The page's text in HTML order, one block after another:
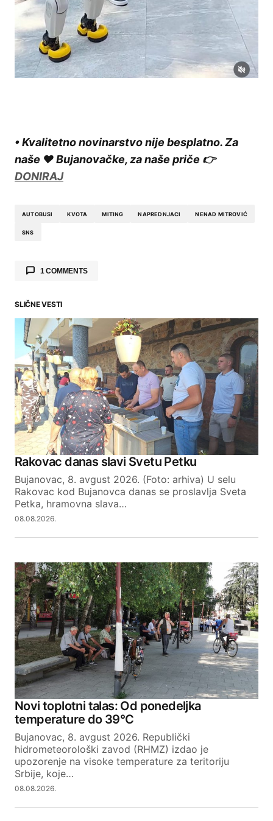
• Kvalitetno novinarstvo nije besplatno. Za
naše ❤️ Bujanovačke, za naše priče 👉
DONIRAJ
AUTOBUSI KVOTA MITING NAPREDNJACI NENAD MITROVIĆ
SNS
1 COMMENTS
28.06.2026. at 13:37
Ide se strogo dobrovoljno, neki put se ide
strože dobrovoljno, a sad se išlo najstrože
dobrovoljno.
Reply
Your email address will not be published.
Required fields are marked*
Comment
Your Name
Your E-mail
SUBMIT COMMENT
SLIČNE VESTI
Rakovac danas slavi Svetu Petku
Bujanovac, 8. avgust 2026. (Foto: arhiva) U selu
Rakovac kod Bujanovca danas se proslavlja Sveta
Petka, hramovna slava…
08.08.2026.
Novi toplotni talas: Od ponedeljka
temperature do 39°C
Bujanovac, 8. avgust 2026. Republički
hidrometeorološki zavod (RHMZ) izdao je
upozorenje na visoke temperature za teritoriju
Srbije, koje…
08.08.2026.